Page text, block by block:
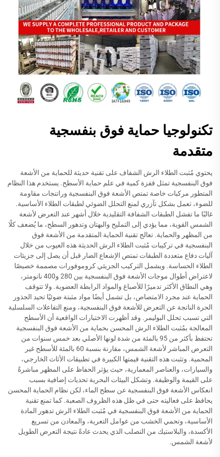
تكنولوجيا حماية فوق بنفسجية
متقدمة
يحتوي مُثبت الطلاء الرش الشفاف على تقنية حديثة للحماية من الأشعة
فوق البنفسجية تمثل قفزة كمية في علم حماية الأسطح. يستخدم هذا النظام
المتطور مركبات خاصة تمتص الأشعة فوق البنفسجية وراتنجات مقاومة
للضوء، تعمل بشكل تآزري لمنع التحلل الضوئي لطبقات الطلاء الأساسية.
غالبًا ما تفشل الطبقات الشفافة التقليدية خلال أشهر عند التعرض لأشعة
الشمس القوية، مما يؤدي إلى التمليح والبهتان وتدهور السطح، ما يُضعف كلًا
من المظهر والحماية. تعالج تقنية الحماية المتقدمة من الأشعة فوق
البنفسجية في تركيبات مُثبت الطلاء الرش الحديثة هذه العيوب من خلال
آليات دفاع متعددة الطبقات تمتص الإشعاع الضار قبل أن يصل إلى جزيئات
الطلاء الحساسة. ويشمل التركيب الجزيئي كروموفورات مصممة خصيصًا
لاعتراض أطوال موجات الأشعة فوق البنفسجية بين 280 و400 نانومتر،
وهي النطاق الأكثر تدميرًا للأصباغ والمواد الرابطة العضوية. ولا تتوقف
الحماية عند مجرد الامتصاص، بل تشمل أيضًا مواد مثبتة ضوئيًا تحيد الجذور
الحرة الناتجة عن التعرض للأشعة فوق البنفسجية، ومنع التفاعلات السلسلية
التي تسبب تحلل البوليمر. وقد أظهرت الاختبارات الواقعية أن الأسطح
المعالجة بمُثبت الطلاء الرش المحسن بحماية من الأشعة فوق البنفسجية
تحتفظ بأكثر من 95 بالمئة من شدة لونها الأصلي بعد خمس سنوات من
التعرض المباشر لأشعة الشمس، مقارنة بنسبة 60 بالمئة للأسطح غير
المحمية. وتثبت هذه التقنية قيمتها الكبيرة في تطبيقات الأثاث الخارجي،
والسيارات، والعناصر المعمارية، حيث يؤثر الحفاظ على المظهر مباشرةً
على القيمة والوظيفة. وتشكل البيئات البحرية تحديات إضافية بسبب
انعكاس الأشعة فوق البنفسجية عن سطح الماء، لكن نظام الحماية المحسن
يحافظ على فعاليته حتى في ظل هذه الظروف الصعبة. كما تمنع تقنية
الحماية من الأشعة فوق البنفسجية في مُثبت الطلاء الرش تدهور المادة
الأساسية، وتحمي الخشب من عوامل التعرية، والمعادن من تسريع
الأكسدة، والبلاستيك من التصلب الذي يحدث عادةً نتيجة التعرض الطويل
لأشعة الشمس.